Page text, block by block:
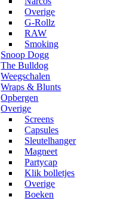
Overige
G-Rollz
RAW
Smoking
Snoop Dogg
The Bulldog
Weegschalen
Wraps & Blunts
Opbergen
Overige
Screens
Capsules
Sleutelhanger
Magneet
Partycap
Klik bolletjes
Overige
Boeken